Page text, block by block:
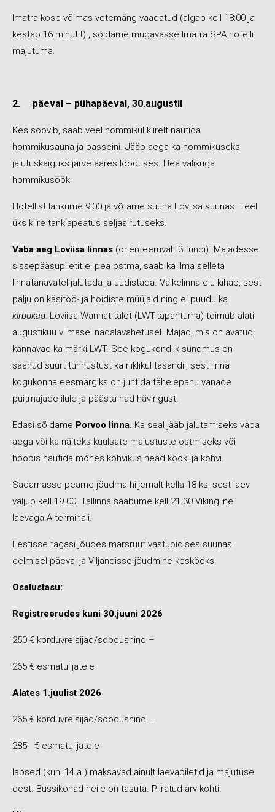
Imatra kose võimas vetemäng vaadatud (algab kell 18:00 ja
kestab 16 minutit) , sõidame mugavasse Imatra SPA hotelli
majutuma.
2. päeval – pühapäeval, 30.augustil
Kes soovib, saab veel hommikul kiirelt nautida
hommikusauna ja basseini. Jääb aega ka hommikuseks
jalutuskäiguks järve ääres looduses. Hea valikuga
hommikusöök.
Hotellist lahkume 9:00 ja võtame suuna Loviisa suunas. Teel
üks kiire tanklapeatus seljasirutuseks.
Vaba aeg Loviisa linnas (orienteeruvalt 3 tundi). Majadesse
sissepääsupiletit ei pea ostma, saab ka ilma selleta
linnatänavatel jalutada ja uudistada. Väikelinna elu kihab, sest
palju on käsitöö- ja hoidiste müüjaid ning ei puudu ka
kirbukad. Loviisa Wanhat talot (LWT-tapahtuma) toimub alati
augustikuu viimasel nädalavahetusel. Majad, mis on avatud,
kannavad ka märki LWT. See kogukondlik sündmus on
saanud suurt tunnustust ka riiklikul tasandil, sest linna
kogukonna eesmärgiks on juhtida tähelepanu vanade
puitmajade ilule ja päästa nad hävingust.
Edasi sõidame Porvoo linna. Ka seal jääb jalutamiseks vaba
aega või ka näiteks kuulsate maiustuste ostmiseks või
hoopis nautida mõnes kohvikus head kooki ja kohvi.
Sadamasse peame jõudma hiljemalt kella 18-ks, sest laev
väljub kell 19.00. Tallinna saabume kell 21.30 Vikingline
laevaga A-terminali.
Eestisse tagasi jõudes marsruut vastupidises suunas
eelmisel päeval ja Viljandisse jõudmine keskööks.
Osalustasu:
Registreerudes kuni 30.juuni 2026
250 € korduvreisijad/soodushind –
265 € esmatulijatele
Alates 1.juulist 2026
265 € korduvreisijad/soodushind –
285 € esmatulijatele
lapsed (kuni 14.a.) maksavad ainult laevapiletid ja majutuse
eest. Bussikohad neile on tasuta. Piiratud arv kohti.